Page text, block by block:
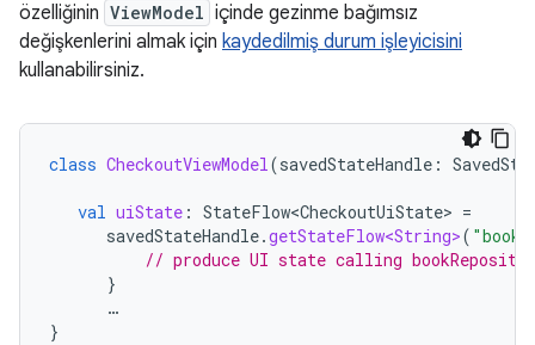
özelliğinin ViewModel içinde gezinme bağımsız
değişkenlerini almak için kaydedilmiş durum işleyicisini
kullanabilirsiniz.
class CheckoutViewModel(savedStateHandle :
val uiState : StateFlow<CheckoutUiState> =
savedStateHandle.getStateFlow<String>(
// produce UI state calling
}
…
}